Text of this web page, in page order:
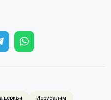
церкви Иерусалим